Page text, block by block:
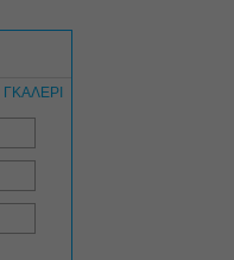
η